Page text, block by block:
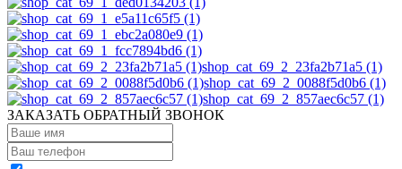
shop_cat_69_2_23fa2b71a5 (1)
shop_cat_69_2_0088f5d0b6 (1)
shop_cat_69_2_857aec6c57 (1)
ЗАКАЗАТЬ ОБРАТНЫЙ ЗВОНОК